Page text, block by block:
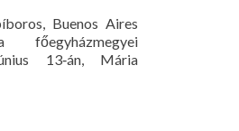
Buenos Aires
13‐án, Mária